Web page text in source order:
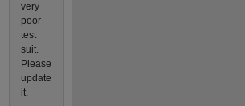
very
poor
test
suit.
Please
update
it.